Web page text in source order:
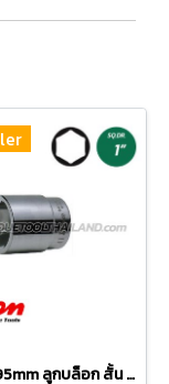
8400M_95mm ลูกบล็อก สั้น 6P (SQ.DR 1") Hand Sockets